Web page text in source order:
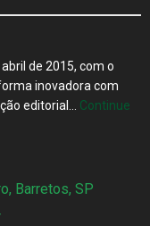
de 2015, com o
inovadora com
editorial… Continue
Barretos, SP